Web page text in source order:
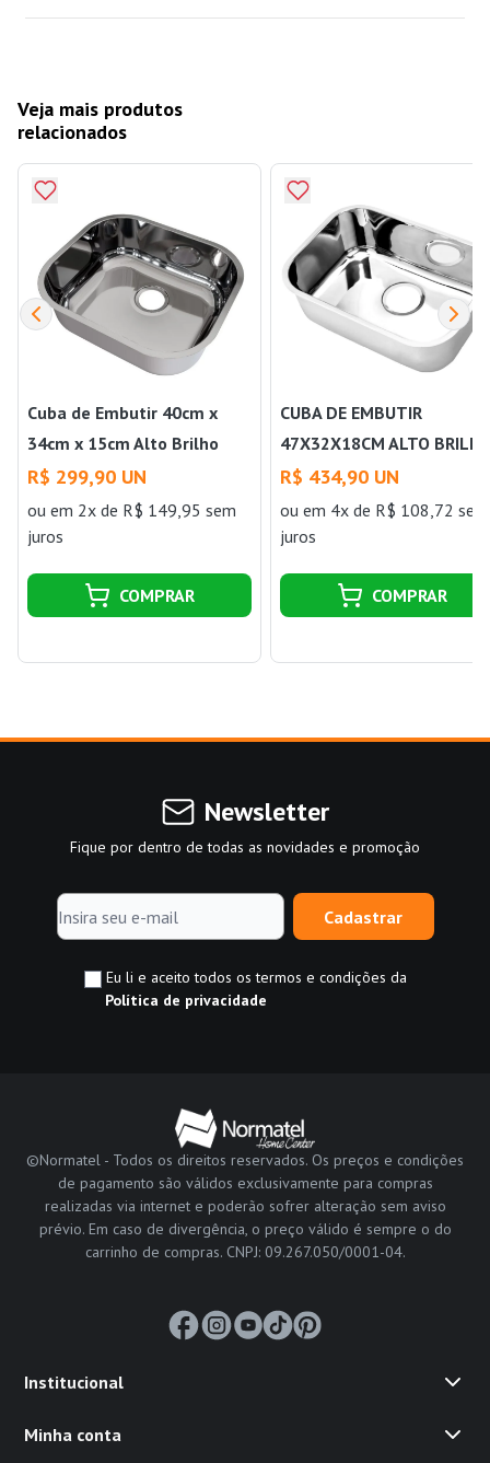
Veja mais produtos
relacionados
Cuba de Embutir 40cm x
34cm x 15cm Alto Brilho
304 Sem Válvula 3,5" Inox -
Docol
R$ 299,90 UN
ou em 2x de R$ 149,95 sem
juros
COMPRAR
CUBA DE EMBUTIR
47X32X18CM ALTO
304 SEM VÁLVULA 3,5"
DOCOL INOX
R$ 434,90 UN
ouem 4x de R$ 108,72 sem
juros
COMPRAR
Newsletter
Fique por dentro de todas as novidades e promoção
Cadastrar
Eu li e aceito todos os termos e condições da
Política de privacidade
©Normatel - Todos os direitos reservados. Os preços e condições
de pagamento são válidos exclusivamente para compras
realizadas via internet e poderão sofrer alteração sem aviso
prévio. Em caso de divergência, o preço válido é sempre o do
carrinho de compras. CNPJ: 09.267.050/0001-04.
Institucional
Minha conta